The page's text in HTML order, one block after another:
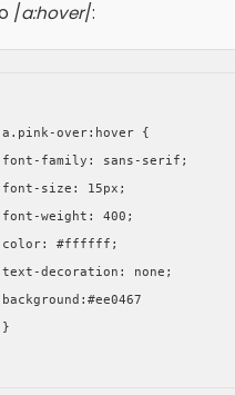
/a:hover/:
a.pink-over:hover {
font-family: sans-serif;
font-size: 15px;
font-weight: 400;
color: #ffffff;
text-decoration: none;
background:#ee0467
}